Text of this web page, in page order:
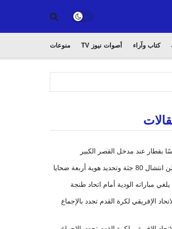
كتاب وآراء أصوات نيوز TV منوعات
بقطار عند مدخل القصر الكبير
هوية أربعة ضحايا
مباراته الودية أمام اتحاد طنجة
الإفريقي لكرة القدم تجدد بالإجماع